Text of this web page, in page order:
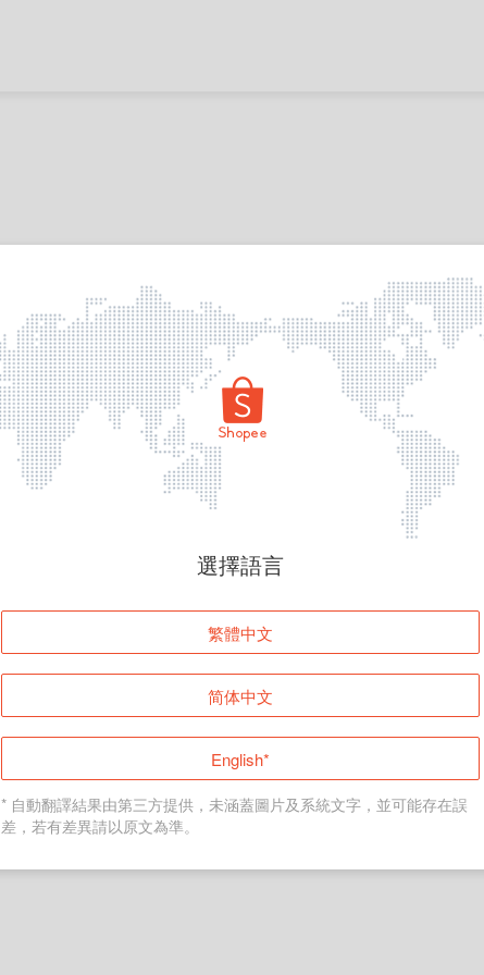
頁面無法顯示
登入
返回首頁
選擇語言
繁體中文
简体中文
English*
* 自動翻譯結果由第三方提供，未涵蓋圖片及系統文字，並可能存在誤
差，若有差異請以原文為準。